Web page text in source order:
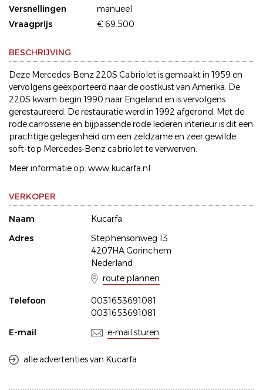
Versnellingen
manueel
Vraagprijs
€ 69.500
BESCHRIJVING
Deze Mercedes-Benz 220S Cabriolet is gemaakt in 1959 en
vervolgens geëxporteerd naar de oostkust van Amerika. De
220S kwam begin 1990 naar Engeland en is vervolgens
gerestaureerd. De restauratie werd in 1992 afgerond. Met de
rode carrosserie en bijpassende rode lederen interieur is dit een
prachtige gelegenheid om een zeldzame en zeer gewilde
soft-top Mercedes-Benz cabriolet te verwerven.
Meer informatie op: www.kucarfa.nl
VERKOPER
Naam
Kucarfa
Adres
Stephensonweg 13
4207HA Gorinchem
Nederland
route plannen
Telefoon
0031653691081
0031653691081
E-mail
e-mail sturen
alle advertenties van Kucarfa